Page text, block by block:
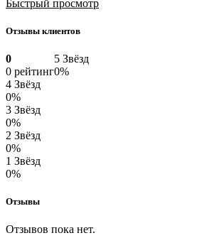
Быстрый просмотр
Отзывы клиентов
0
0 рейтинг
5 Звёзд
0%
4 Звёзд
0%
3 Звёзд
0%
2 Звёзд
0%
1 Звёзд
0%
Отзывы
Отзывов пока нет.